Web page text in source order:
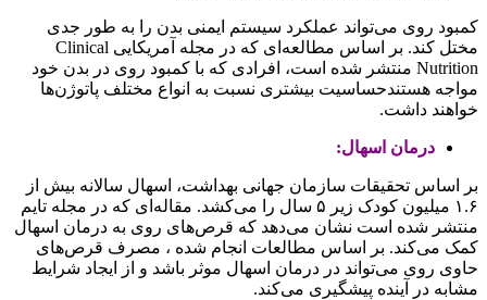
کمبود روی‌ می‌تواند عملکرد سیستم ایمنی بدن را به طور جدی
مختل کند. بر اساس مطالعه‌ای که در مجله آمریکایی Clinical
Nutrition منتشر شده است، افرادی که با کمبود روی در بدن خود
مواجه هستندحساسیت بیشتری نسبت به انواع مختلف پاتوژن‌ها
خواهند داشت.
درمان اسهال:
بر اساس تحقیقات سازمان جهانی بهداشت، اسهال سالانه بیش از
۱.۶ میلیون کودک زیر ۵ سال را می‌کشد. مقاله‌ای که در مجله تایم
منتشر شده است نشان می‌دهد که قرص‌های روی به درمان اسهال
کمک می‌کند. بر اساس مطالعات انجام شده ، مصرف قرص‌های
حاوی روی می‌تواند در درمان اسهال موثر باشد و از ایجاد شرایط
مشابه در آینده پیشگیری می‌کند.